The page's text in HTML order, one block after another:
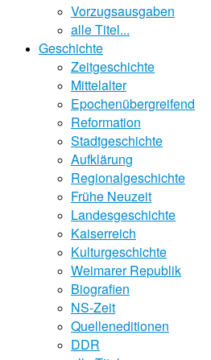
Vorzugsausgaben
alle Titel...
Geschichte
Zeitgeschichte
Mittelalter
Epochenübergreifend
Reformation
Stadtgeschichte
Aufklärung
Regionalgeschichte
Frühe Neuzeit
Landesgeschichte
Kaiserreich
Kulturgeschichte
Weimarer Republik
Biografien
NS-Zeit
Quelleneditionen
DDR